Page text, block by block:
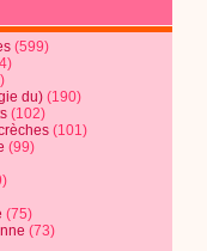
(599)
du) (190)
(102)
(101)
(99)
(75)
(73)